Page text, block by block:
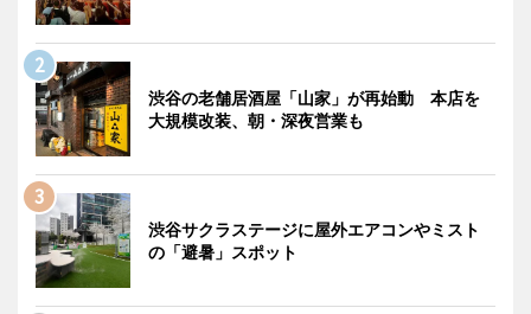
渋谷の老舗居酒屋「山家」が再始動 本店を
大規模改装、朝・深夜営業も
渋谷サクラステージに屋外エアコンやミスト
の「避暑」スポット